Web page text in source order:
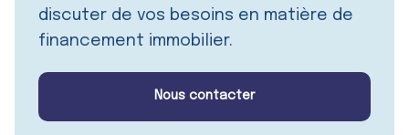
discuter de vos besoins en matière de
financement immobilier.
Nous contacter